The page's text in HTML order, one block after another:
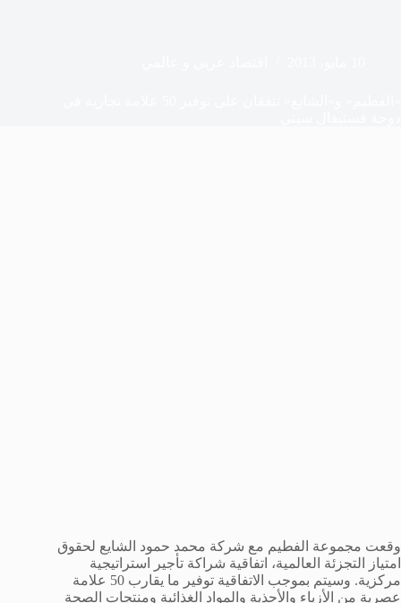
وقعت مجموعة الفطيم مع شركة محمد حمود الشايع لحقوق
امتياز التجزئة العالمية، اتفاقية شراكة تأجير استراتيجية
مركزية. وسيتم بموجب الاتفاقية توفير ما يقارب 50 علامة
عصرية من الأزياء والأحذية والمواد الغذائية ومنتجات الصحة